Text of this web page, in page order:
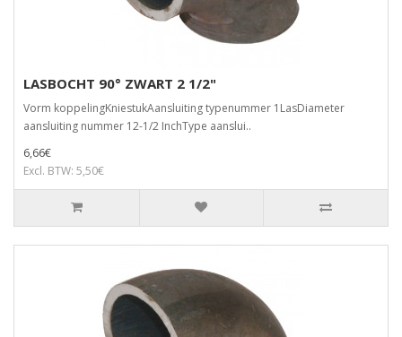
LASBOCHT 90° ZWART 2 1/2"
Vorm koppelingKniestukAansluiting typenummer 1LasDiameter
aansluiting nummer 12-1/2 InchType aanslui..
6,66€
Excl. BTW: 5,50€